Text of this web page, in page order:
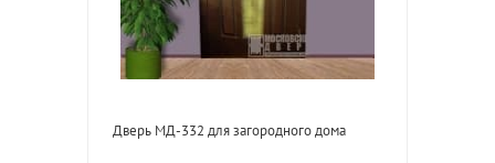
Дверь МД-332 для загородного дома